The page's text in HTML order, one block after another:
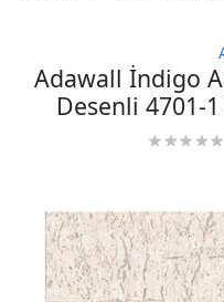
Adawall İndigo
Desenli 4701-1